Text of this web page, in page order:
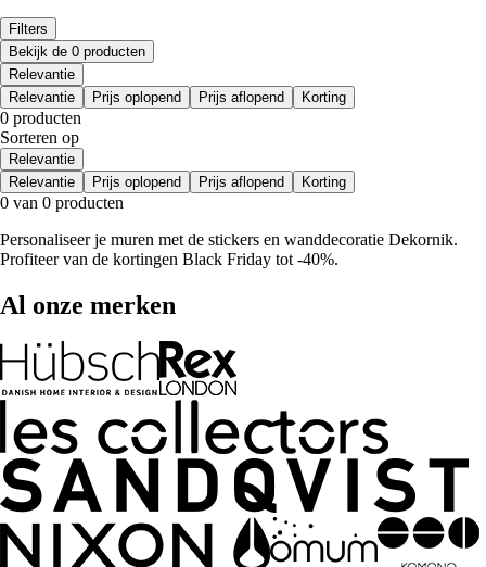
Filters
Bekijk de 0 producten
Relevantie
Relevantie
Prijs oplopend Prijs aflopend Korting
0 producten
Sorteren op
Relevantie
Relevantie
Prijs oplopend Prijs aflopend Korting
0 van 0 producten
Personaliseer je muren met de stickers en wanddecoratie Dekornik.
Profiteer van de kortingen Black Friday tot -40%.
Al onze merken